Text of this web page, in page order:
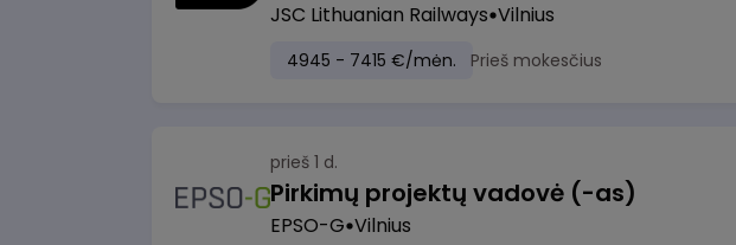
JSC Lithuanian Railways Vilnius
4945 - 7415 €/mėn. Prieš mokesčius
prieš 1 d.
Pirkimų projektų vadovė (-as)
EPSO-G Vilnius